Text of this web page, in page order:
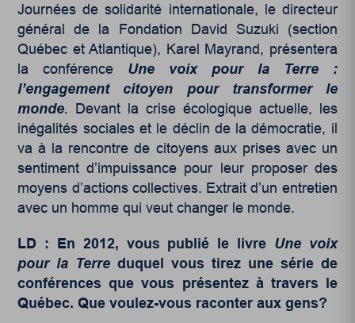
Journées de solidarité internationale, le directeur
général de la Fondation David Suzuki (section
Québec et Atlantique), Karel Mayrand, présentera
la conférence Une voix pour la Terre :
l’engagement citoyen pour transformer le
monde. Devant la crise écologique actuelle, les
inégalités sociales et le déclin de la démocratie, il
va à la rencontre de citoyens aux prises avec un
sentiment d’impuissance pour leur proposer des
moyens d’actions collectives. Extrait d’un entretien
avec un homme qui veut changer le monde.
LD : En 2012, vous publié le livre Une voix
pour la Terre duquel vous tirez une série de
conférences que vous présentez à travers le
Québec. Que voulez-vous raconter aux gens?